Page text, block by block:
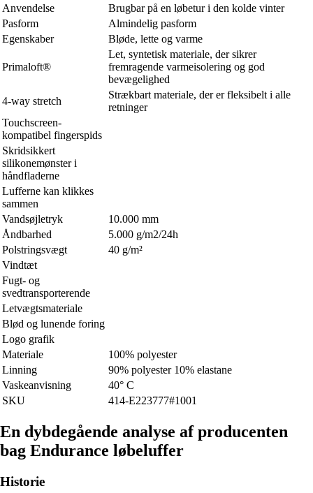
Anvendelse
Brugbar på en løbetur i den kolde vinter
Pasform
Almindelig pasform
Egenskaber
Bløde, lette og varme
Primaloft®
Let, syntetisk materiale, der sikrer
fremragende varmeisolering og god
bevægelighed
4-way stretch
Strækbart materiale, der er fleksibelt i alle
retninger
Touchscreen-
kompatibel fingerspids
Skridsikkert
silikonemønster i
håndfladerne
Lufferne kan klikkes
sammen
Vandsøjletryk
10.000 mm
Åndbarhed
5.000 g/m2/24h
Polstringsvægt
40 g/m²
Vindtæt
Fugt- og
svedtransporterende
Letvægtsmateriale
Blød og lunende foring
Logo grafik
Materiale
100% polyester
Linning
90% polyester 10% elastane
Vaskeanvisning
40° C
SKU
414-E223777#1001
En dybdegående analyse af producenten
bag Endurance løbeluffer
Historie